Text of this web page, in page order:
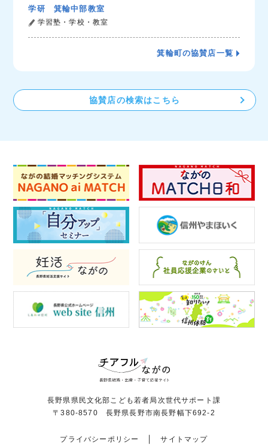
学研 箕輪中部教室
学習塾・学校・教室
箕輪町の協賛店一覧
協賛店の検索はこちら
長野県県民文化部こども若者局次世代サポート課
〒380-8570 長野県長野市南長野幅下692-2
プライバシーポリシー サイトマップ